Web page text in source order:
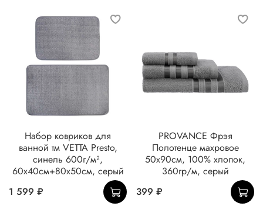
Набор ковриков для
ванной тм VETTA Presto,
синель 600г/м²,
60х40см+80х50см, серый
1 599 ₽
PROVANCE Фрэя
Полотенце махровое
50х90см, 100% хлопок,
360гр/м, серый
399 ₽